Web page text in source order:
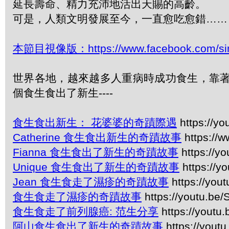
延長壽命、精力充沛地活出天賜的高齡。
可是，人類文明發展至今，一直愈吃愈錯……
本節目視像版：https://www.facebook.com/
世界各地，越來越多人重病時成功食生，靠
個食生食出了新生----
食生食出新生： 花婆婆的奇蹟際遇 https://
Catherine 食生食出新生的奇蹟故事 https://
Fianna 食生食出了新生的奇蹟故事 https://
Unique 食生食出了新生的奇蹟故事 https://
Jean 食生食走了濕疹的奇蹟故事 https://
食生食走了濕疹的奇蹟故事 https://youtu.be/
食生食走了前列腺癌: 范生分享 https://
阿山食生食出了新生的奇蹟故事 https://